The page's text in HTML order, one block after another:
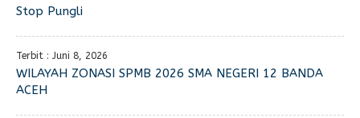
Stop Pungli
Terbit : Juni 8, 2026
WILAYAH ZONASI SPMB 2026 SMA NEGERI 12 BANDA
ACEH